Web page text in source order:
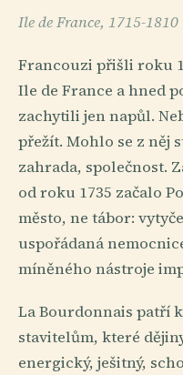
Ile de France, 1715-1810
Francouzi přišli roku
Ile de France a hned
zachytili jen napůl.
přežít. Mohlo se z něj
zahrada, společnost.
od roku 1735 začalo
město, ne tábor:
uspořádaná
míněného nástroje
La Bourdonnais patří
stavitelům, které
energický, ješitný,